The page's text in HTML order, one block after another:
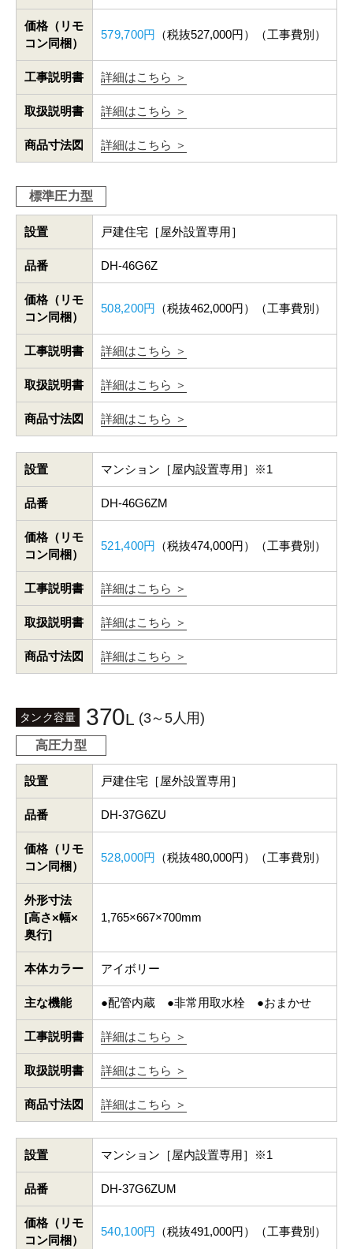
価格（リモ
コン同梱）
579,700円 （税抜527,000円）（工事費別）
工事説明書 詳細はこちら ＞
取扱説明書 詳細はこちら ＞
商品寸法図 詳細はこちら ＞
標準圧力型
設置 戸建住宅［屋外設置専用］
品番 DH-46G6Z
価格（リモ
コン同梱）
508,200円 （税抜462,000円）（工事費別）
工事説明書 詳細はこちら ＞
取扱説明書 詳細はこちら ＞
商品寸法図 詳細はこちら ＞
設置 マンション［屋内設置専用］※1
品番 DH-46G6ZM
価格（リモ
コン同梱）
521,400円 （税抜474,000円）（工事費別）
工事説明書 詳細はこちら ＞
取扱説明書 詳細はこちら ＞
商品寸法図 詳細はこちら ＞
タンク容量 370L (3～5人用)
高圧力型
設置 戸建住宅［屋外設置専用］
品番 DH-37G6ZU
価格（リモ
コン同梱）
528,000円 （税抜480,000円）（工事費別）
外形寸法
[高さ×幅×
奥行]
1,765×667×700mm
本体カラー アイボリー
主な機能 ●配管内蔵 ●非常用取水栓 ●おまかせ
工事説明書 詳細はこちら ＞
取扱説明書 詳細はこちら ＞
商品寸法図 詳細はこちら ＞
設置 マンション［屋内設置専用］※1
品番 DH-37G6ZUM
価格（リモ
コン同梱）
540,100円 （税抜491,000円）（工事費別）